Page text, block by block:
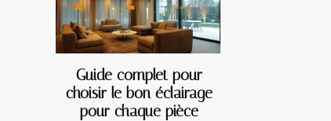
Guide complet pour
choisir le bon éclairage
pour chaque pièce